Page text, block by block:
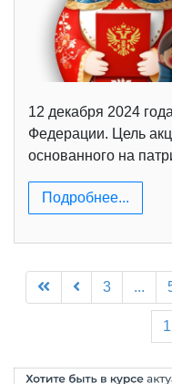
12 декабря 2024
Федерации. Цель
основанного на
Подробнее...
3 ...